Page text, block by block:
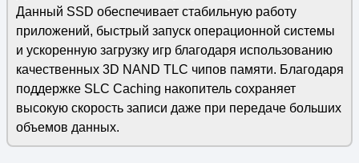
Данный SSD обеспечивает стабильную работу
приложений, быстрый запуск операционной системы
и ускоренную загрузку игр благодаря использованию
качественных 3D NAND TLC чипов памяти. Благодаря
поддержке SLC Caching накопитель сохраняет
высокую скорость записи даже при передаче больших
объемов данных.